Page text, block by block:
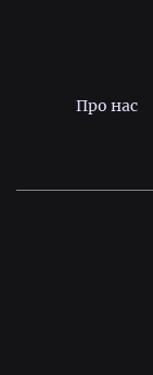
Про нас